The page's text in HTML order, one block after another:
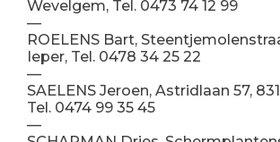
Wevelgem, Tel. 0473 74 12 99
—
ROELENS Bart,
Ieper, Tel. 0478 34 25 22
—
SAELENS Jeroen, Astridlaan 57,
Tel. 0474 99 35 45
—